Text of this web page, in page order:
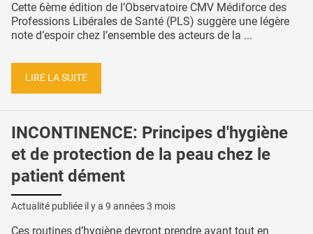
Cette 6ème édition de l’Observatoire CMV Médiforce des
Professions Libérales de Santé (PLS) suggère une légère
note d’espoir chez l’ensemble des acteurs de la ...
LIRE LA SUITE
INCONTINENCE: Principes d'hygiène
et de protection de la peau chez le
patient dément
Actualité publiée il y a 9 années 3 mois
Ces routines d’hygiène devront prendre avant tout en